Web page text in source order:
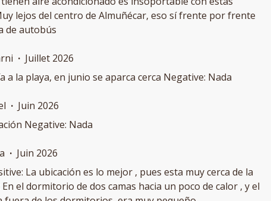
lejos del centro de Almuñécar, eso sí frente por frente
de autobús
· Juillet 2026
a la playa, en junio se aparca cerca Negative: Nada
· Juin 2026
Negative: Nada
· Juin 2026
es lo mejor , pues esta muy cerca de la
el dormitorio de dos camas hacia un poco de calor , y el